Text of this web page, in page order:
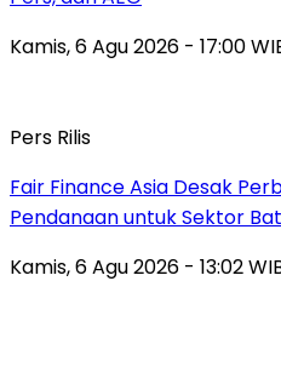
Kamis, 6 Agu 2026 - 17:00
Pers Rilis
Fair Finance Asia Desak
Pendanaan untuk Sektor
Kamis, 6 Agu 2026 - 13:02